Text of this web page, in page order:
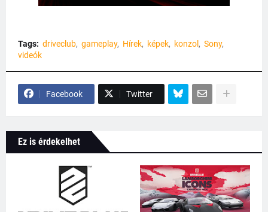
Tags: driveclub gameplay Hírek képek konzol
Sony
videók
Facebook Twitter
Ez is érdekelhet